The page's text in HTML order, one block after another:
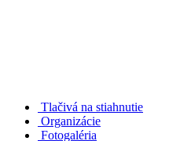
Tlačivá na stiahnutie
Organizácie
Fotogaléria